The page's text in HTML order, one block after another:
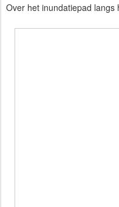
Over het inundatiepad